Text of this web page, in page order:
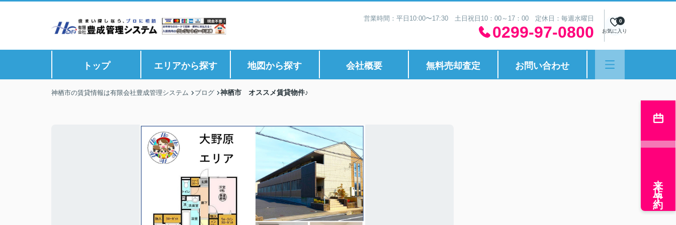
営業時間：平日10:00〜17:30 土日祝日10：00～17：00 定休日：毎週水曜日
0299-97-0800 お気に入り
0
トップ エリアから探す 地図から探す 会社概要 無料売却査定 お問い合わせ
神栖市の賃貸情報は有限会社豊成管理システム ブログ 神栖市 オススメ賃貸物件♪
来店予約